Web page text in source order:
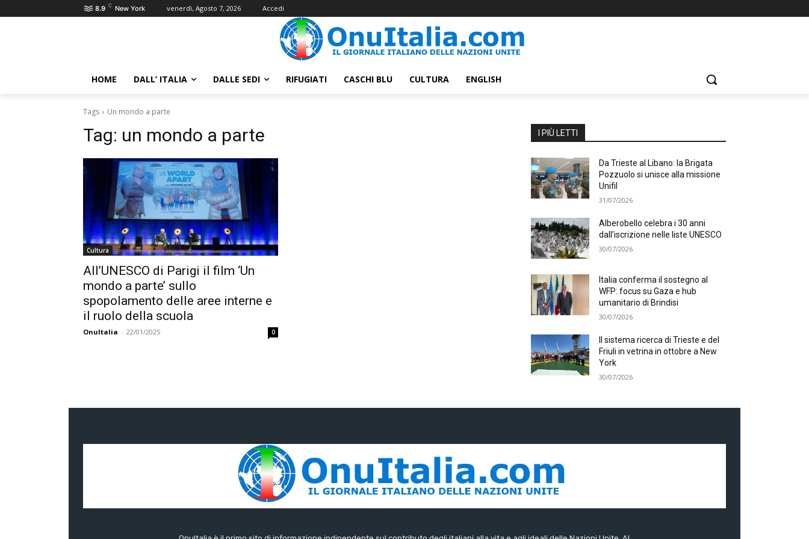
8.9 C New York venerdì, Agosto 7, 2026 Accedi
HOME DALL’ ITALIA DALLE SEDI RIFUGIATI CASCHI BLU CULTURA ENGLISH
Tags Un mondo a parte
Tag: un mondo a parte
Cultura
All’UNESCO di Parigi il film ‘Un
mondo a parte’ sullo
spopolamento delle aree interne e
il ruolo della scuola
OnuItalia - 22/01/2025 0
I PIÙ LETTI
Da Trieste al Libano: la Brigata
Pozzuolo si unisce alla missione
Unifil
31/07/2026
Alberobello celebra i 30 anni
dall’iscrizione nelle liste UNESCO
30/07/2026
Italia conferma il sostegno al
WFP: focus su Gaza e hub
umanitario di Brindisi
30/07/2026
Il sistema ricerca di Trieste e del
Friuli in vetrina in ottobre a New
York
30/07/2026